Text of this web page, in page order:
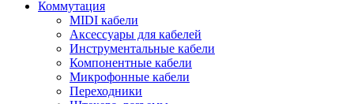
Коммутация
MIDI кабели
Аксессуары для кабелей
Инструментальные кабели
Компонентные кабели
Микрофонные кабели
Переходники